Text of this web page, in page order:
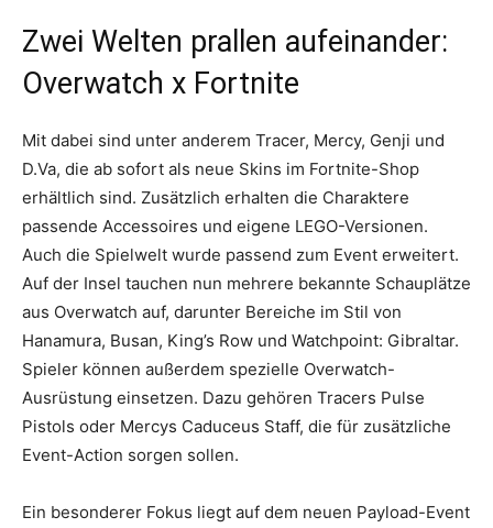
Zwei Welten prallen aufeinander:
Overwatch x Fortnite
Mit dabei sind unter anderem Tracer, Mercy, Genji und
D.Va, die ab sofort als neue Skins im Fortnite-Shop
erhältlich sind. Zusätzlich erhalten die Charaktere
passende Accessoires und eigene LEGO-Versionen.
Auch die Spielwelt wurde passend zum Event erweitert.
Auf der Insel tauchen nun mehrere bekannte Schauplätze
aus Overwatch auf, darunter Bereiche im Stil von
Hanamura, Busan, King’s Row und Watchpoint: Gibraltar.
Spieler können außerdem spezielle Overwatch-
Ausrüstung einsetzen. Dazu gehören Tracers Pulse
Pistols oder Mercys Caduceus Staff, die für zusätzliche
Event-Action sorgen sollen.
Ein besonderer Fokus liegt auf dem neuen Payload-Event